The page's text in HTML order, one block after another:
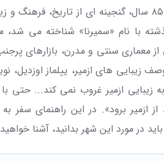
ازمیر، سومین شهر بزرگ ترکیه، با قدمتی بیش از ۸۵۰۰ سال،
با نام «سمیرنا» شناخته می شد،
از معماری سنتی و مدرن،
های ازمیر، ییلماز اوزدیل،
ازمیر برود». در این راهنمای سفر به
در مورد این شهر بدانید، آشنا